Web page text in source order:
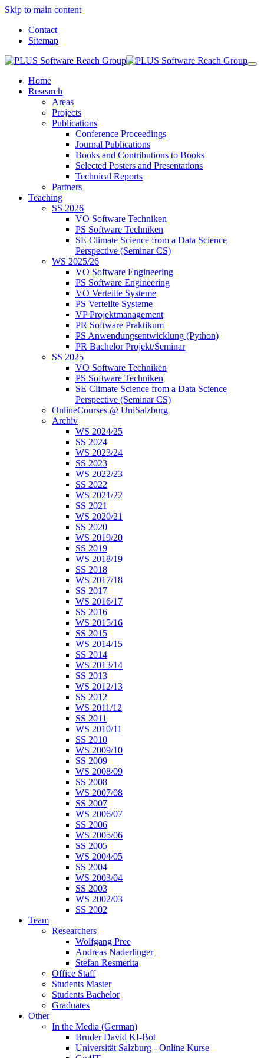
Skip to main content
Contact
Sitemap
Home
Research
Areas
Projects
Publications
Conference Proceedings
Journal Publications
Books and Contributions to Books
Selected Posters and Presentations
Technical Reports
Partners
Teaching
SS 2026
VO Software Techniken
PS Software Techniken
SE Climate Science from a Data Science
Perspective (Seminar CS)
WS 2025/26
VO Software Engineering
PS Software Engineering
VO Verteilte Systeme
PS Verteilte Systeme
VP Projektmanagement
PR Software Praktikum
PS Anwendungsentwicklung (Python)
PR Bachelor Projekt/Seminar
SS 2025
VO Software Techniken
PS Software Techniken
SE Climate Science from a Data Science
Perspective (Seminar CS)
OnlineCourses @ UniSalzburg
Archiv
WS 2024/25
SS 2024
WS 2023/24
SS 2023
WS 2022/23
SS 2022
WS 2021/22
SS 2021
WS 2020/21
SS 2020
WS 2019/20
SS 2019
WS 2018/19
SS 2018
WS 2017/18
SS 2017
WS 2016/17
SS 2016
WS 2015/16
SS 2015
WS 2014/15
SS 2014
WS 2013/14
SS 2013
WS 2012/13
SS 2012
WS 2011/12
SS 2011
WS 2010/11
SS 2010
WS 2009/10
SS 2009
WS 2008/09
SS 2008
WS 2007/08
SS 2007
WS 2006/07
SS 2006
WS 2005/06
SS 2005
WS 2004/05
SS 2004
WS 2003/04
SS 2003
WS 2002/03
SS 2002
Team
Researchers
Wolfgang Pree
Andreas Naderlinger
Stefan Resmerita
Office Staff
Students Master
Students Bachelor
Graduates
Other
In the Media (German)
Bruder David KI-Bot
Universität Salzburg - Online Kurse